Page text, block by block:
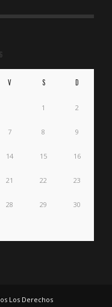
V S D
1 2
7 8 9
14 15 16
21 22 23
28 29 30
Los Derechos